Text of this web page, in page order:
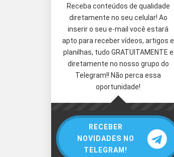
Receba conteúdos de qualidade
diretamente no seu celular! Ao
inserir o seu e-mail você estará
apto para receber vídeos, artigos e
planilhas, tudo GRATUITAMENTE e
diretamente no nosso grupo do
Telegram!! Não perca essa
oportunidade!
RECEBER
NOVIDADES NO
TELEGRAM!